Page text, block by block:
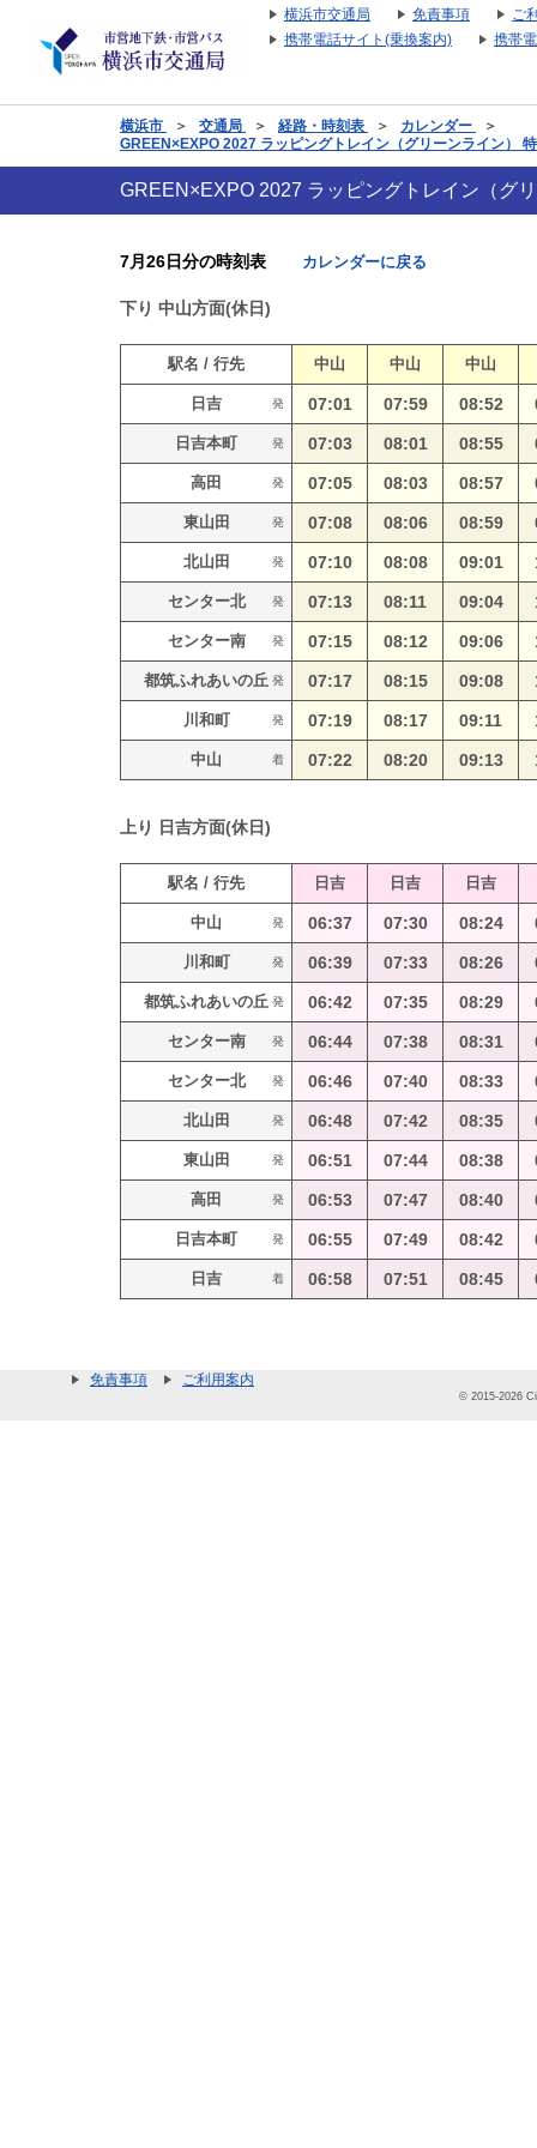
横浜市交通局 免責事項
ご
携帯電話サイト(乗換案内)
携帯
横浜市 ＞ 交通局 ＞ 経路・時刻表 ＞ カレンダー
＞
GREEN×EXPO 2027 ラッピングトレイン（グリーンライン）
GREEN×EXPO 2027 ラッピングトレイン（グ
7月26日分の時刻表 カレンダーに戻る
下り 中山方面(休日)
駅名 / 行先 中山 中山 中山
日吉 発 07:01 07:59 08:52
日吉本町 発 07:03 08:01 08:55
高田 発 07:05 08:03 08:57
東山田 発 07:08 08:06 08:59
北山田 発 07:10 08:08 09:01
センター北 発 07:13 08:11 09:04
センター南 発 07:15 08:12 09:06
都筑ふれあいの丘 発 07:17 08:15 09:08
川和町 発 07:19 08:17 09:11
中山 着 07:22 08:20 09:13
上り 日吉方面(休日)
駅名 / 行先 日吉 日吉 日吉
中山 発 06:37 07:30 08:24
川和町 発 06:39 07:33 08:26
都筑ふれあいの丘 発 06:42 07:35 08:29
センター南 発 06:44 07:38 08:31
センター北 発 06:46 07:40 08:33
北山田 発 06:48 07:42 08:35
東山田 発 06:51 07:44 08:38
高田 発 06:53 07:47 08:40
日吉本町 発 06:55 07:49 08:42
日吉 着 06:58 07:51 08:45
免責事項 ご利用案内
© 2015-2026